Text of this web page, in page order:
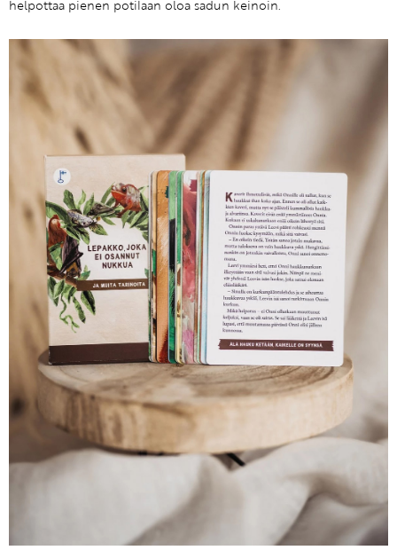
helpottaa pienen potilaan oloa sadun keinoin.